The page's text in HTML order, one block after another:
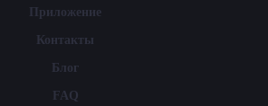
Приложение
Контакты
Блог
FAQ